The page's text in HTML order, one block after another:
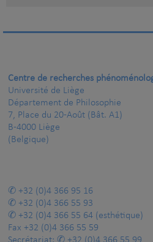
Centre de recherches
Université de Liège
Département de Philosophie
7, Place du 20-Août (Bât. A1)
B-4000 Liège
(Belgique)
+32 (0)4 366 95 16
+32 (0)4 366 55 93
+32 (0)4 366 55 64 (esthétique)
Fax +32 (0)4 366 55 59